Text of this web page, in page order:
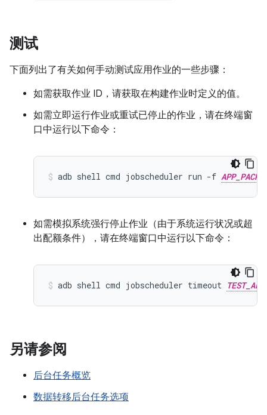
测试
下面列出了有关如何手动测试应用作业的一些步骤：
如需获取作业 ID，请获取在构建作业时定义的值。
如需立即运行作业或重试已停止的作业，请在终端窗
口中运行以下命令：
adb shell cmd jobscheduler run -f
如需模拟系统强行停止作业（由于系统运行状况或超
出配额条件），请在终端窗口中运行以下命令：
adb shell cmd jobscheduler timeout
另请参阅
后台任务概览
数据转移后台任务选项